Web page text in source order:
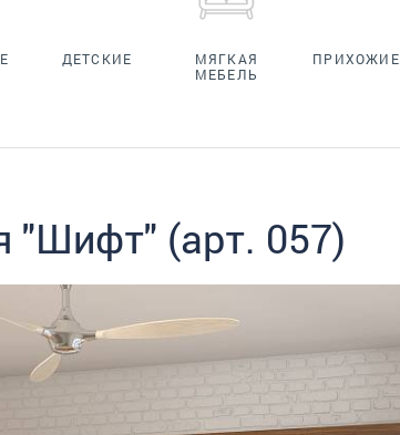
ДЕТСКИЕ
МЯГКАЯ
МЕБЕЛЬ
ПРИХОЖИЕ
"Шифт" (арт. 057)